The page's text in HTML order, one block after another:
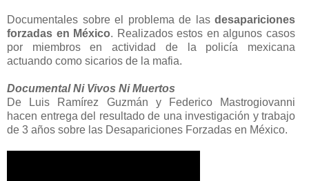
Documentales sobre el problema de las desapariciones
forzadas en México. Realizados estos en algunos casos
por miembros en actividad de la policía mexicana
actuando como sicarios de la mafia.
Documental Ni Vivos Ni Muertos
De Luis Ramírez Guzmán y Federico Mastrogiovanni
hacen entrega del resultado de una investigación y trabajo
de 3 años sobre las Desapariciones Forzadas en México.